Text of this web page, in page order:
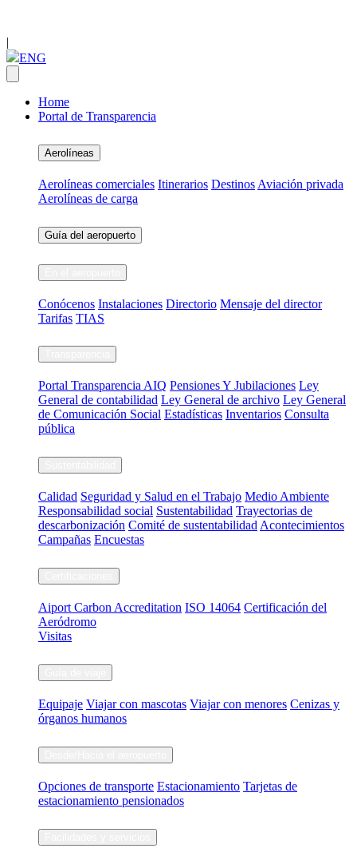
|
ENG
Home
Portal de Transparencia
Aerolíneas
Aerolíneas comerciales Itinerarios Destinos Aviación privada
Aerolíneas de carga
Guía del aeropuerto
Conócenos Instalaciones Directorio Mensaje del director
Tarifas TIAS
Portal Transparencia AIQ Pensiones Y Jubilaciones Ley
General de contabilidad Ley General de archivo Ley General
de Comunicación Social Estadísticas Inventarios Consulta
pública
Calidad Seguridad y Salud en el Trabajo Medio Ambiente
Responsabilidad social Sustentabilidad Trayectorias de
descarbonización Comité de sustentabilidad Acontecimientos
Campañas Encuestas
Aiport Carbon Accreditation ISO 14064 Certificación del
Aeródromo
Visitas
Equipaje Viajar con mascotas Viajar con menores Cenizas y
órganos humanos
Opciones de transporte Estacionamiento Tarjetas de
estacionamiento pensionados